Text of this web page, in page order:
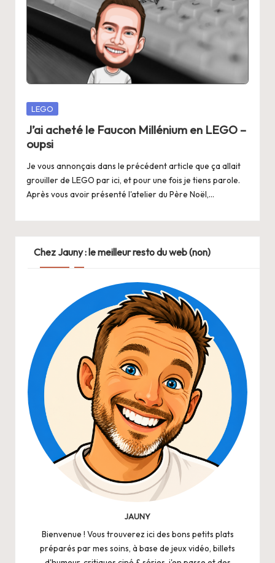
Posted
LEGO
J’ai acheté le Faucon Millénium en LEGO –
oupsi
Je vous annonçais dans le précédent article que ça allait
grouiller de LEGO par ici, et pour une fois je tiens parole.
Après vous avoir présenté l'atelier du Père Noël,…
Chez Jauny : le meilleur resto du web (non)
JAUNY
Bienvenue ! Vous trouverez ici des bons petits plats
préparés par mes soins, à base de jeux vidéo, billets